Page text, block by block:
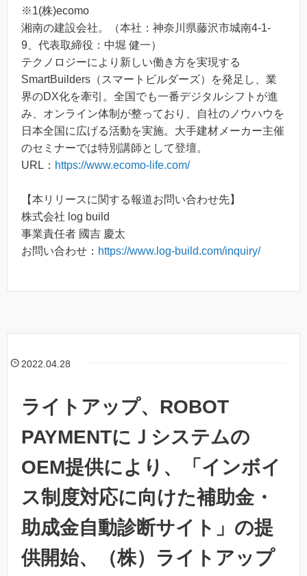
※1(株)ecomo
湘南の建設会社。（本社：神奈川県藤沢市城南4-1-
9、代表取締役：中堀 健一）
テクノロジーにより新しい働き方を実現する
SmartBuilders（スマートビルダーズ）を発足し、業
界のDX化を牽引。全国でも一番デジタルシフトが進
み、オンライン体制が整っており、自社のノウハウを
日本全国に広げる活動を実施。大手建材メーカー主催
のセミナーでは特別講師として登壇。
URL： https://www.ecomo-life.com/
【本リリースに関する報道お問い合わせ先】
株式会社 log build
事業責任者 國吉 慶太
お問い合わせ： https://www.log-build.com/inquiry/
2022.04.28
ライトアップ、ROBOT
PAYMENTにＪシステムの
OEM提供により、「インボイ
ス制度対応に向けた補助金・
助成金自動診断サイト」の提
供開始、（株）ライトアップ